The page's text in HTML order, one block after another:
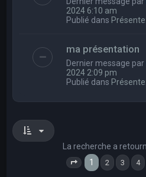
2024 6:10 am
Publié dans
ma présentation
Dernier message par
2024 2:09 pm
Publié dans
La recherche a
Page 1 sur
1 2 3 4